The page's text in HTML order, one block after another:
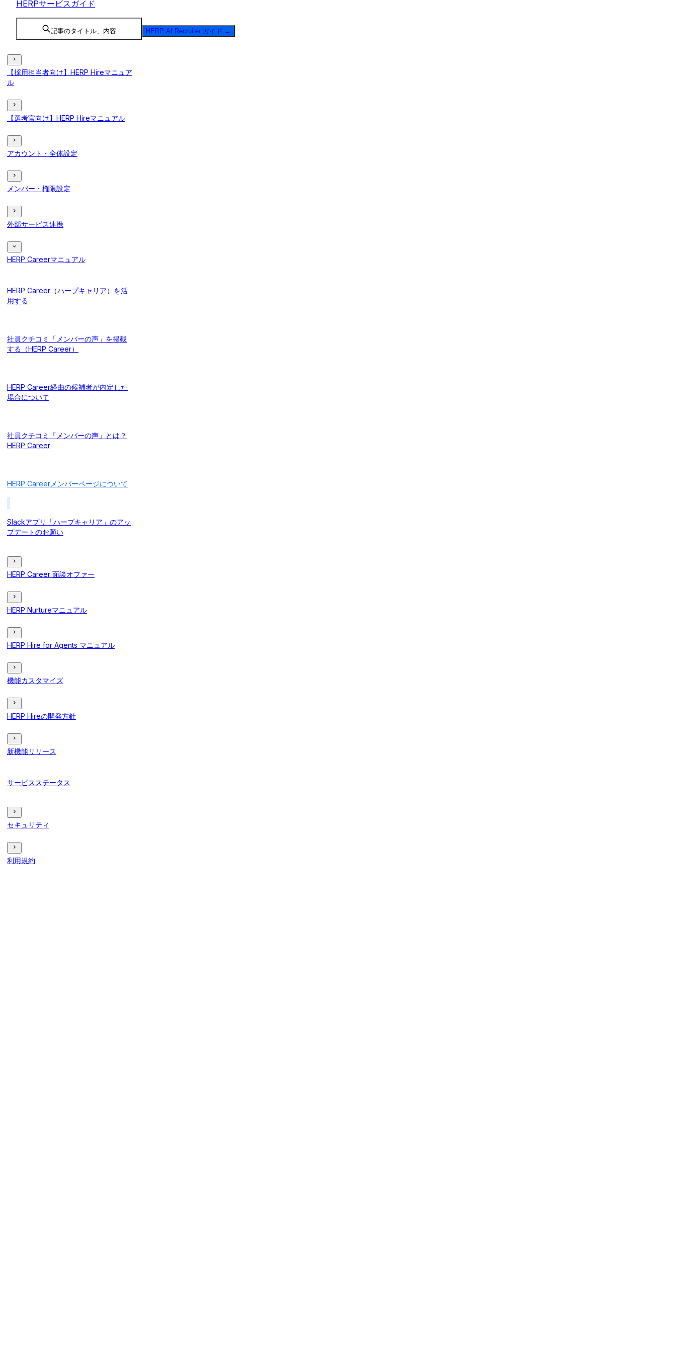
HERPサービスガイド
記事のタイトル、内容 HERP AI Recruiter ガイド →
【採用担当者向け】HERP Hireマニュア
ル
【選考官向け】HERP Hireマニュアル
アカウント・全体設定
メンバー・権限設定
外部サービス連携
HERP Careerマニュアル
HERP Career（ハープキャリア）を活
用する
社員クチコミ「メンバーの声」を掲載
する（HERP Career）
HERP Career経由の候補者が内定した
場合について
社員クチコミ「メンバーの声」とは？
HERP Career
HERP Careerメンバーページについて
Slackアプリ「ハープキャリア」のアッ
プデートのお願い
HERP Career 面談オファー
HERP Nurtureマニュアル
HERP Hire for Agents マニュアル
機能カスタマイズ
HERP Hireの開発方針
新機能リリース
サービスステータス
セキュリティ
利用規約